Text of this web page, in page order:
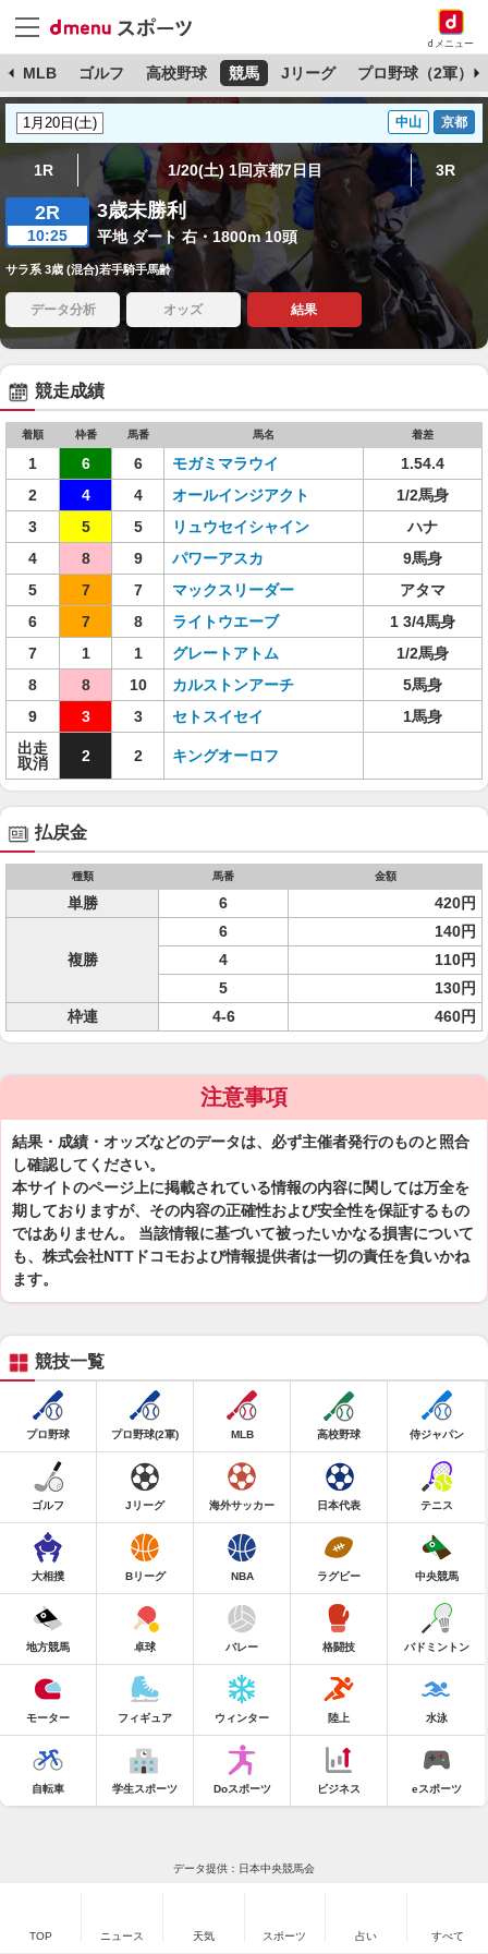
dメニュー
MLB ゴルフ 高校野球 競馬 Jリーグ プロ野球（2軍）
中山 京都
1R 1/20(土) 1回京都7日目 3R
2R
10:25
3歳未勝利
平地 ダート 右・1800m 10頭
サラ系 3歳 (混合)若手騎手馬齢
データ分析 オッズ 結果
競走成績
着順 枠番 馬番 馬名 着差
1 6 6 モガミマラウイ
1.54.4
2
4 4 オールインジアクト
1/2馬身
3
5 5 リュウセイシャイン
ハナ
4
8 9 パワーアスカ
9馬身
5
7 7 マックスリーダー
アタマ
6
7 8 ライトウエーブ
1 3/4馬身
7
1 1 グレートアトム
1/2馬身
8
8 10 カルストンアーチ
5馬身
9
3 3 セトスイセイ
1馬身
出走
取消
2 2 キングオーロフ
払戻金
種類 馬番 金額
単勝 6 420円
複勝
6
140円
4
110円
5
130円
枠連
4-6 460円
注意事項
結果・成績・オッズなどのデータは、必ず主催者発行のものと照合
し確認してください。
本サイトのページ上に掲載されている情報の内容に関しては万全を
期しておりますが、その内容の正確性および安全性を保証するもの
ではありません。 当該情報に基づいて被ったいかなる損害について
も、株式会社NTTドコモおよび情報提供者は一切の責任を負いかね
ます。
競技一覧
プロ野球 プロ野球(2軍) MLB 高校野球 侍ジャパン
ゴルフ Jリーグ 海外サッカー 日本代表 テニス
大相撲 Bリーグ NBA ラグビー 中央競馬
地方競馬 卓球 バレー 格闘技 バドミントン
モーター フィギュア ウィンター 陸上 水泳
自転車 学生スポーツ Doスポーツ ビジネス eスポーツ
データ提供：日本中央競馬会
TOP ニュース 天気 スポーツ 占い すべて